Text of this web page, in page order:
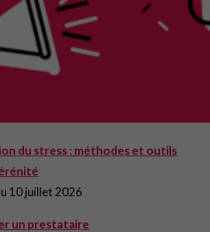
du stress : méthodes et outils
10 juillet 2026
un prestataire